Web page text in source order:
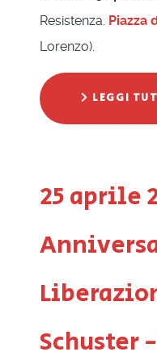
Resistenza. Piazza
Lorenzo).
LEGGI
25 aprile
Schuster